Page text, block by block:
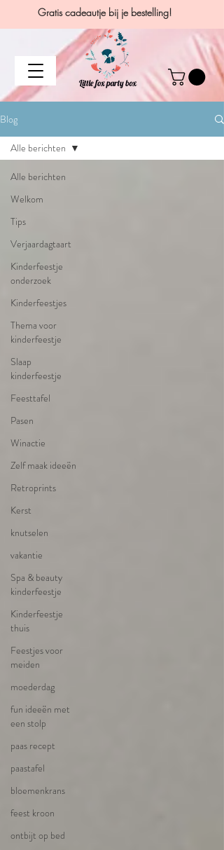
Gratis cadeautje bij je bestelling!
Blog
Alle berichten
Welkom
Tips
Verjaardagtaart
Kinderfeestje
onderzoek
Kinderfeestjes
Thema voor
kinderfeestje
Slaap
kinderfeestje
Feesttafel
Pasen
Winactie
Zelf maak ideeën
Retroprints
Kerst
knutselen
vakantie
Spa & beauty
kinderfeestje
Kinderfeestje
thuis
Feestjes voor
meiden
moederdag
fun ideeën met
een stolp
paas recept
paastafel
bloemenkrans
feest kroon
ontbijt op bed
Alle berichten